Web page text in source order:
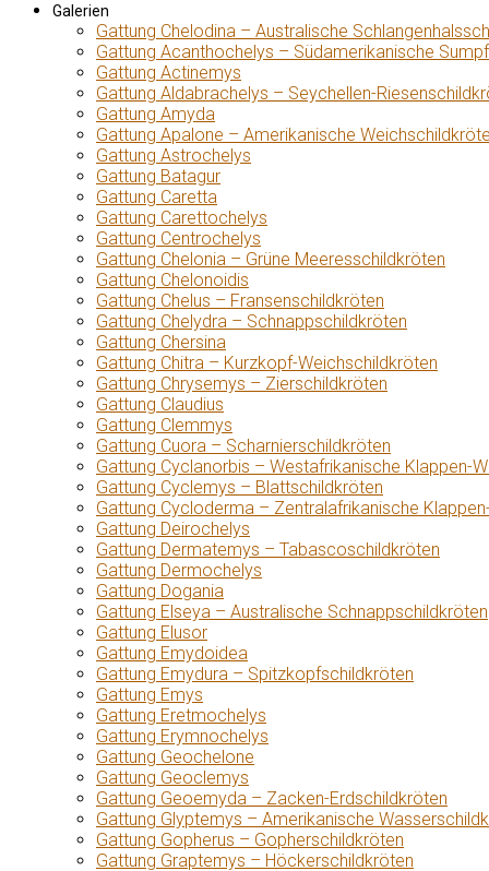
Galerien
Gattung Chelodina – Australische
Gattung Acanthochelys – Südamerikanische
Gattung Actinemys
Gattung Aldabrachelys – Seychellen-
Gattung Amyda
Gattung Apalone – Amerikanische
Gattung Astrochelys
Gattung Batagur
Gattung Caretta
Gattung Carettochelys
Gattung Centrochelys
Gattung Chelonia – Grüne Meeresschildkröten
Gattung Chelonoidis
Gattung Chelus – Fransenschildkröten
Gattung Chelydra – Schnappschildkröten
Gattung Chersina
Gattung Chitra – Kurzkopf-Weichschildkröten
Gattung Chrysemys – Zierschildkröten
Gattung Claudius
Gattung Clemmys
Gattung Cuora – Scharnierschildkröten
Gattung Cyclanorbis – Westafrikanische Klappen-
Gattung Cyclemys – Blattschildkröten
Gattung Cycloderma – Zentralafrikanische
Gattung Deirochelys
Gattung Dermatemys – Tabascoschildkröten
Gattung Dermochelys
Gattung Dogania
Gattung Elseya – Australische Schnappschildkröten
Gattung Elusor
Gattung Emydoidea
Gattung Emydura – Spitzkopfschildkröten
Gattung Emys
Gattung Eretmochelys
Gattung Erymnochelys
Gattung Geochelone
Gattung Geoclemys
Gattung Geoemyda – Zacken-Erdschildkröten
Gattung Glyptemys – Amerikanische
Gattung Gopherus – Gopherschildkröten
Gattung Graptemys – Höckerschildkröten